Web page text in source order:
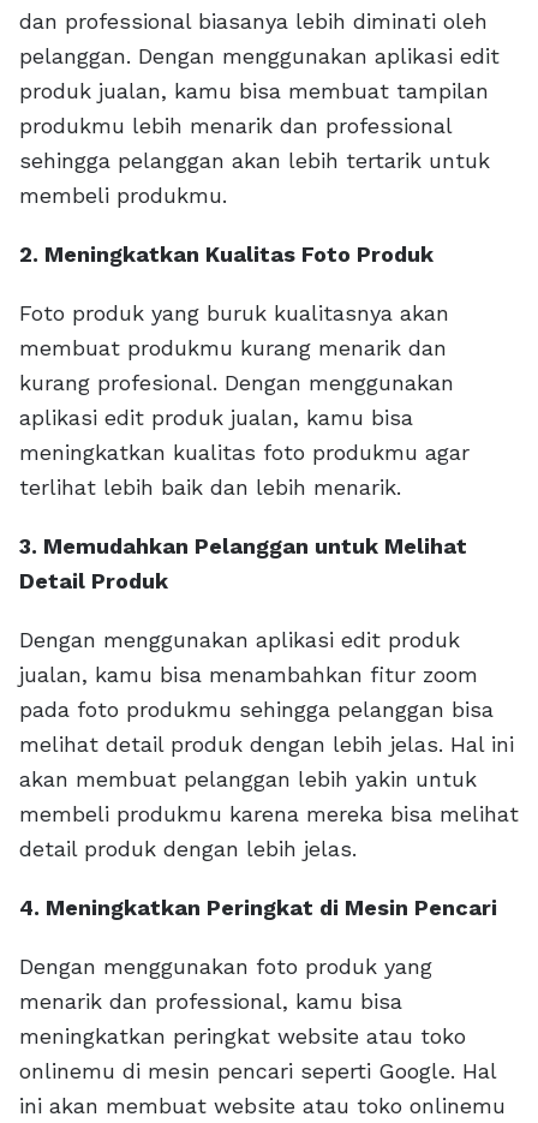
dan professional biasanya lebih diminati oleh
pelanggan. Dengan menggunakan aplikasi edit
produk jualan, kamu bisa membuat tampilan
produkmu lebih menarik dan professional
sehingga pelanggan akan lebih tertarik untuk
membeli produkmu.
2. Meningkatkan Kualitas Foto Produk
Foto produk yang buruk kualitasnya akan
membuat produkmu kurang menarik dan
kurang profesional. Dengan menggunakan
aplikasi edit produk jualan, kamu bisa
meningkatkan kualitas foto produkmu agar
terlihat lebih baik dan lebih menarik.
3. Memudahkan Pelanggan untuk Melihat
Detail Produk
Dengan menggunakan aplikasi edit produk
jualan, kamu bisa menambahkan fitur zoom
pada foto produkmu sehingga pelanggan bisa
melihat detail produk dengan lebih jelas. Hal ini
akan membuat pelanggan lebih yakin untuk
membeli produkmu karena mereka bisa melihat
detail produk dengan lebih jelas.
4. Meningkatkan Peringkat di Mesin Pencari
Dengan menggunakan foto produk yang
menarik dan professional, kamu bisa
meningkatkan peringkat website atau toko
onlinemu di mesin pencari seperti Google. Hal
ini akan membuat website atau toko onlinemu